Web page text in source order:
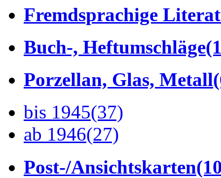
Fremdsprachige
Buch-, Heftumschläge
Porzellan, Glas, Metall
bis 1945(37)
ab 1946(27)
Post-/Ansichtskarten